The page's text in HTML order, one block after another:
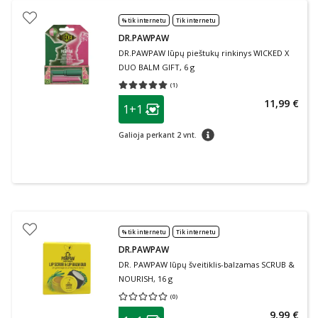
% tik internetu Tik internetu
DR.PAWPAW
DR.PAWPAW lūpų pieštukų rinkinys WICKED X
DUO BALM GIFT, 6 g
(1)
Vidutinis įvertinimas 5.00
patarimas
Lojalumo klubo narių nuolaida
1+1
Galioja perkant 2 vnt. patarimas
11,99 €
% tik internetu Tik internetu
DR.PAWPAW
DR. PAWPAW lūpų šveitiklis-balzamas SCRUB &
NOURISH, 16 g
(0)
Vidutinis įvertinimas 0.00
patarimas 9,99 €